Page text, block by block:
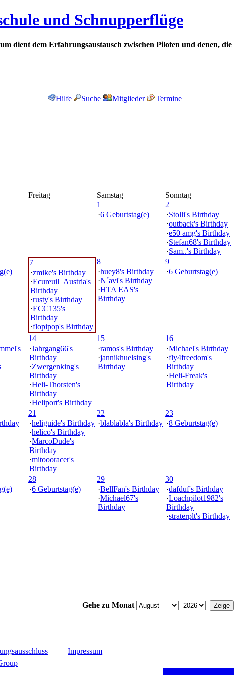
und Schnupperflüge
dient dem Erfahrungsaustausch zwischen Piloten und denen, die
Hilfe Suche Mitglieder Termine
Freitag Samstag Sonntag
1
·6 Geburtstag(e)
2
·Stolli's Birthday
·outback's Birthday
·e50 amg's Birthday
·Stefan68's Birthday
·Sam..'s Birthday
7
·zmike's Birthday
·Ecureuil_Austria's
Birthday
·rusty's Birthday
·ECC135's
Birthday
·flopipop's Birthday
8
·huey8's Birthday
·N´avi's Birthday
·HTA EAS's
Birthday
9
·6 Geburtstag(e)
14
·Jahrgang66's
Birthday
·Zwergenking's
Birthday
·Heli-Thorsten's
Birthday
·Heliport's Birthday
15
·ramos's Birthday
·jannikhuelsing's
Birthday
16
·Michael's Birthday
·fly4freedom's
Birthday
·Heli-Freak's
Birthday
21
·heliguide's Birthday
·helico's Birthday
·MarcoDude's
Birthday
·mitoooracer's
Birthday
22
·blablabla's Birthday
23
·8 Geburtstag(e)
28
·6 Geburtstag(e)
29
·BellFan's Birthday
·Michael67's
Birthday
30
·dafduf's Birthday
·Loachpilot1982's
Birthday
·straterplt's Birthday
Gehe zu Monat
Impressum